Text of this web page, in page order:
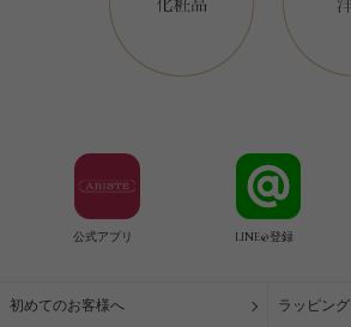
公式アプリ LINE@登録
初めてのお客様へ ラッピング